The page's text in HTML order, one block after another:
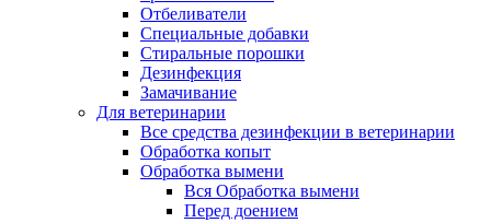
Отбеливатели
Специальные добавки
Стиральные порошки
Дезинфекция
Замачивание
Для ветеринарии
Все средства дезинфекции в ветеринарии
Обработка копыт
Обработка вымени
Вся Обработка вымени
Перед доением